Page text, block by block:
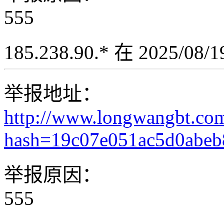
555
185.238.90.* 在 2025/08/
举报地址：
http://
举报原因：
555